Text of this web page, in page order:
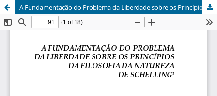
A Fundamentação do Problema da Liberdade sobre os Princípios da Natureza de Schelling